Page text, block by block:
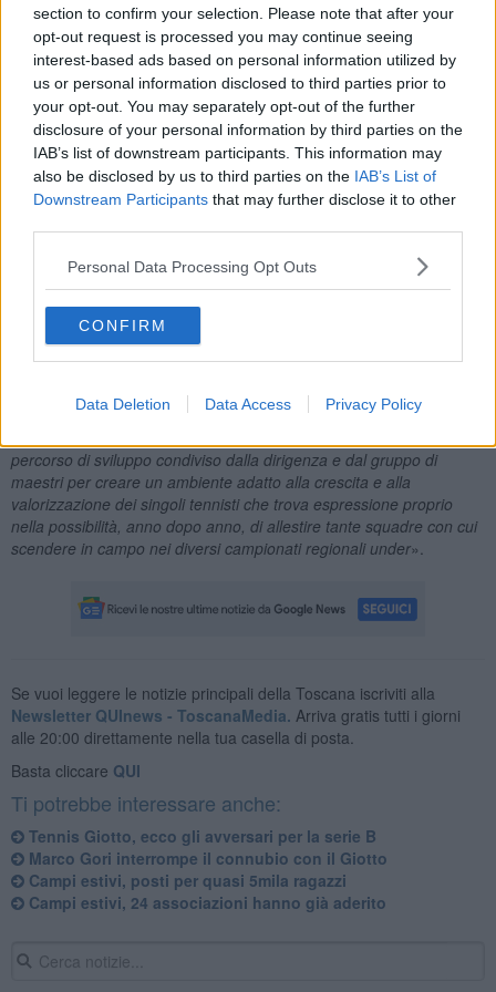
section to confirm your selection. Please note that after your
opt-out request is processed you may continue seeing
interest-based ads based on personal information utilized by
us or personal information disclosed to third parties prior to
your opt-out. You may separately opt-out of the further
disclosure of your personal information by third parties on the
IAB’s list of downstream participants. This information may
also be disclosed by us to third parties on the IAB’s List of
Downstream Participants that may further disclose it to other
Personal Data Processing Opt Outs
CONFIRM
Data Deletion Data Access Privacy Policy
femminile (con
Alessia Ceccarelli, Camilla Farsetti, Emma
Loffredo e Sofia Pierdonati
). Il circolo aretino conta molto sui
giovani tennisti Gianmarco Cartocci, Raffaele Ciurnelli e Lorenzo
De Vizia, che proveranno a bissare il successo regionale ottenuto
del 2019 e a cogliere per il secondo anno consecutivo l’accesso
alle finali per il tricolore.
vedrà impegnato un gruppo maschile con
Alessandro Ponticelli e Filippo Tanini, mentre ben due saranno
le squadre maschili nell’Under14: la prima farà affidamento su
Alberto Capaccioli, Giorgio Carcani e Flavio Valois
, mentre la
seconda suNiccolò Brocchi, Filippo Colcelli e Riccardo Rossi.
Finalmente torniamo a vivere le emozioni del vero tennis
commenta il direttore generale
cambiano le formazioni e si alternano gli atleti, ma il nostro settore
giovanile ha dimostrato capacità di rinnovarsi e di far emergere
percorso di sviluppo condiviso dalla dirigenza e dal gruppo di
maestri per creare un ambiente adatto alla crescita e alla
valorizzazione dei singoli tennisti che trova espressione proprio
nella possibilità, anno dopo anno, di allestire tante squadre con cui
scendere in campo nei diversi campionati regionali under».
Se vuoi leggere le notizie principali della Toscana iscriviti alla
Newsletter QUInews - ToscanaMedia. Arriva gratis tutti i giorni
alle 20:00 direttamente nella tua casella di posta.
Basta cliccare QUI
Ti potrebbe interessare anche:
Tennis Giotto, ecco gli avversari per la serie B
Marco Gori interrompe il connubio con il Giotto
Campi estivi, posti per quasi 5mila ragazzi
Campi estivi, 24 associazioni hanno già aderito